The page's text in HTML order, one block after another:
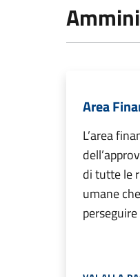
Area
L’area
di tutte le
umane